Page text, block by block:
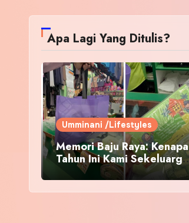
Apa Lagi Yang Ditulis?
Umminani /Lifestyles
Memori Baju Raya: Kenapa
Tahun Ini Kami Sekeluarga
Kembali ke Pusat Pakaian
Hari-Hari?